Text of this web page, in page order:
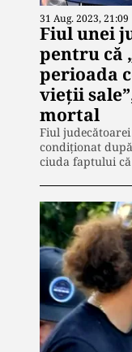
31 Aug. 2023, 21:09
Fiul unei
pentru că
perioada
vieţii
mortal
Fiul
condiționat
ciuda faptului